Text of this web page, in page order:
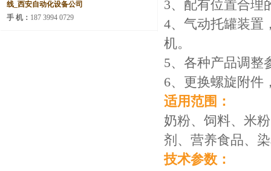
线_西安自动化设备公司
手 机： 187 3994 0729
3、配有位置合理
4、气动托罐装置
机。
5、各种产品调整
6、更换螺旋附件
适用范围：
奶粉、饲料、米
剂、营养食品、
技术参数：